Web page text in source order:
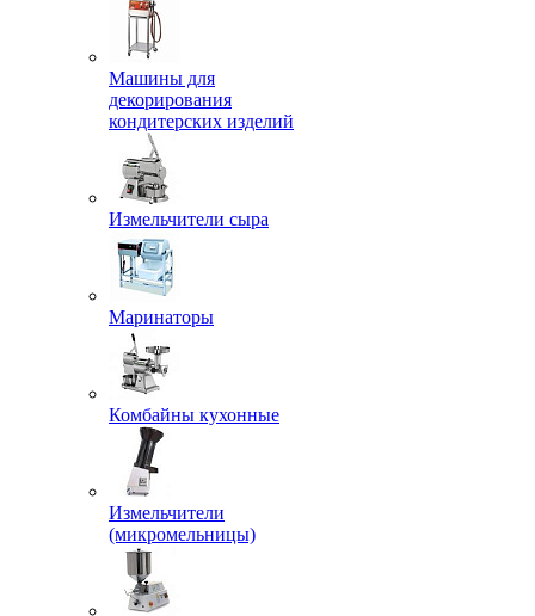
Машины для
декорирования
кондитерских изделий
Измельчители сыра
Маринаторы
Комбайны кухонные
Измельчители
(микромельницы)